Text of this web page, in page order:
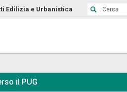
Edilizia e Urbanistica
il PUG